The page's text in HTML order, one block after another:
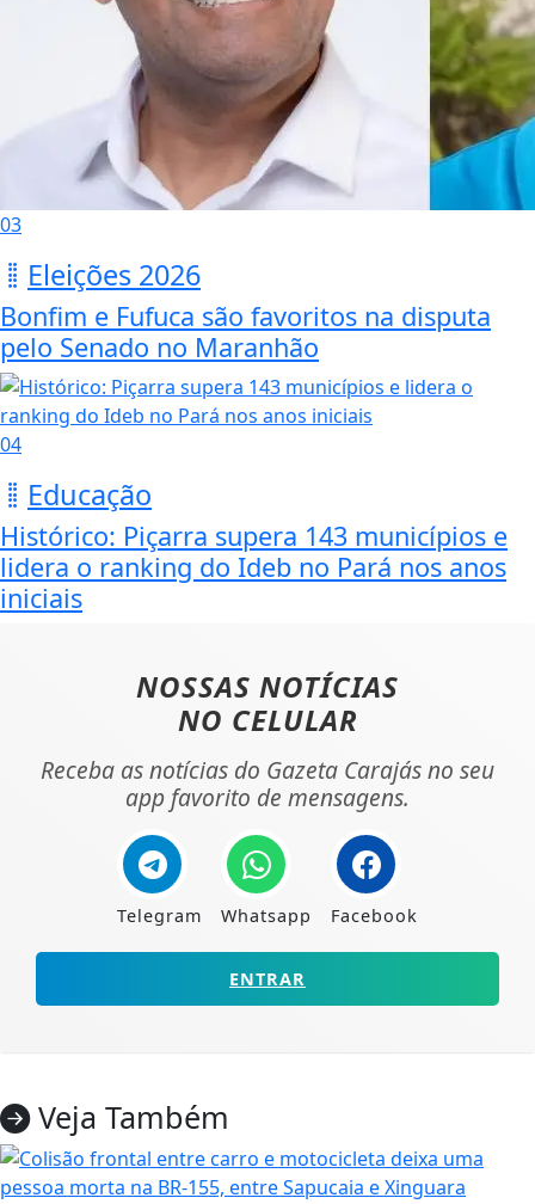
03
Eleições 2026
Bonfim e Fufuca são favoritos na disputa
pelo Senado no Maranhão
04
Educação
Histórico: Piçarra supera 143 municípios e
lidera o ranking do Ideb no Pará nos anos
iniciais
NOSSAS NOTÍCIAS
NO CELULAR
Receba as notícias do Gazeta Carajás no seu
app favorito de mensagens.
Telegram Whatsapp Facebook
ENTRAR
Veja Também